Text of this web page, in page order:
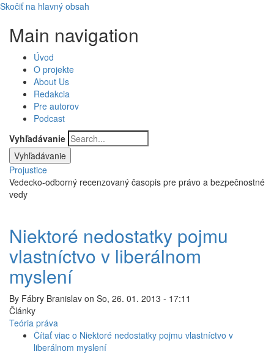
Skočiť na hlavný obsah
Main navigation
Úvod
O projekte
About Us
Redakcia
Pre autorov
Podcast
Vyhľadávanie
Projustice
Vedecko-odborný recenzovaný časopis pre právo a bezpečnostné
vedy
Niektoré nedostatky pojmu
vlastníctvo v liberálnom
myslení
By Fábry Branislav on So, 26. 01. 2013 - 17:11
Články
Teória práva
Čítať viac o Niektoré nedostatky pojmu vlastníctvo v
liberálnom myslení